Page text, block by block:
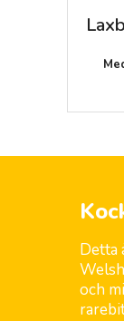
Detta
och